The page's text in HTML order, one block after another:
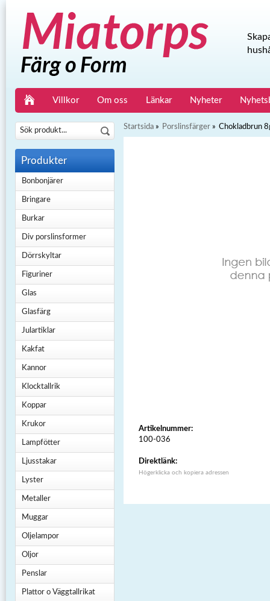
Villkor Om oss Länkar Nyheter
Produkter
Bonbonjärer
Bringare
Burkar
Div porslinsformer
Dörrskyltar
Figuriner
Glas
Glasfärg
Julartiklar
Kakfat
Kannor
Klocktallrik
Koppar
Krukor
Lampfötter
Ljusstakar
Lyster
Metaller
Muggar
Oljelampor
Oljor
Penslar
Plattor o Väggtallrikat
Startsida » Porslinsfärger » Chokladbrun
Artikelnummer:
100-036
Direktlänk:
Högerklicka och kopiera adressen